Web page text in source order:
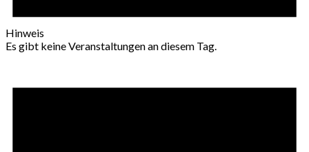
Hinweis
Es gibt keine Veranstaltungen an diesem Tag.